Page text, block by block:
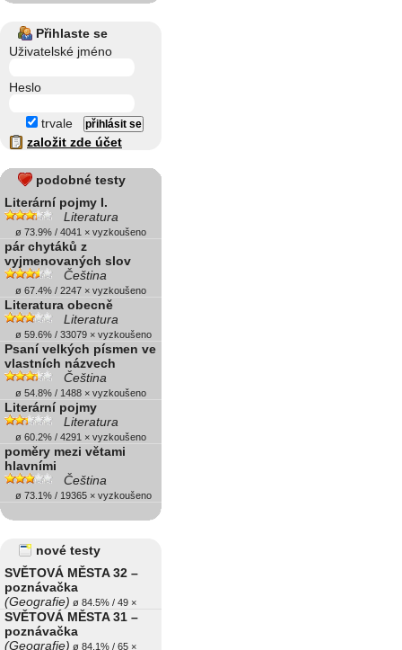
Přihlaste se
Uživatelské jméno
Heslo
trvale
založit zde účet
podobné testy
Literární pojmy I.
Literatura
ø 73.9% / 4041 × vyzkoušeno
pár chytáků z
vyjmenovaných slov
Čeština
ø 67.4% / 2247 × vyzkoušeno
Literatura obecně
Literatura
ø 59.6% / 33079 × vyzkoušeno
Psaní velkých písmen ve
vlastních názvech
Čeština
ø 54.8% / 1488 × vyzkoušeno
Literární pojmy
Literatura
ø 60.2% / 4291 × vyzkoušeno
poměry mezi větami
hlavními
Čeština
ø 73.1% / 19365 × vyzkoušeno
nové testy
SVĚTOVÁ MĚSTA 32 –
poznávačka
(Geografie) ø 84.5% / 49 ×
SVĚTOVÁ MĚSTA 31 –
poznávačka
(Geografie) ø 84.1% / 65 ×